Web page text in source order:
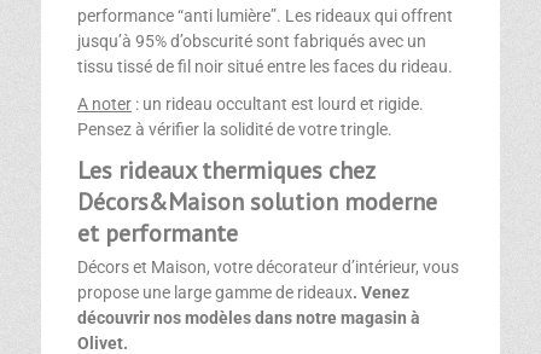
performance “anti lumière”. Les rideaux qui offrent
jusqu’à 95% d’obscurité sont fabriqués avec un
tissu tissé de fil noir situé entre les faces du rideau.
A noter : un rideau occultant est lourd et rigide.
Pensez à vérifier la solidité de votre tringle.
Les rideaux thermiques chez
Décors&Maison solution moderne
et performante
Décors et Maison, votre décorateur d’intérieur, vous
propose une large gamme de rideaux. Venez
découvrir nos modèles dans notre magasin à
Olivet.